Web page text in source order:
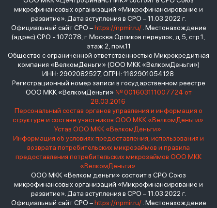
микрофинансовых организаций «Микрофинансирование и
развитие». Дата вступления в СРО – 11.03.2022 г.
Официальный сайт СРО –https://npmir.ru/. Местонахождение
(адрес) СРО - 107078, г. Москва Орликов переулок, д.5, стр.1,
этаж 2, пом.11
Общество с ограниченной ответственностью Микрокредитная
компания «ВелкомДеньги» (ООО МКК «ВелкомДеньги»)
ИНН: 2902082527, ОГРН: 1162901054128
Регистрационный номер записи в государственном реестре
ООО МКК «ВелкомДеньги» № 001603111007724 от
28.03.2016
Персональный состав органов управления и информация о
структуре и составе участников ООО МКК «ВелкомДеньги»
Устав ООО МКК «ВелкомДеньги»
Информация об условиях предоставления, использования и
возврата потребительских микрозаймов и правила
предоставления потребительских микрозаймов ООО МКК
«ВелкомДеньги»
ООО МКК «Велком деньги» состоит в СРО Союз
микрофинансовых организаций «Микрофинансирование и
развитие». Дата вступления в СРО – 11.03.2022 г.
Официальный сайт СРО –https://npmir.ru/. Местонахождение